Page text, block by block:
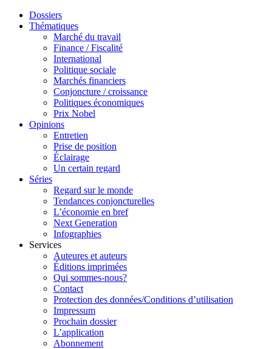
Dossiers
Thématiques
Marché du travail
Finance / Fiscalité
International
Politique sociale
Marchés financiers
Conjoncture / croissance
Politiques économiques
Prix Nobel
Opinions
Entretien
Prise de position
Éclairage
Un certain regard
Séries
Regard sur le monde
Tendances conjoncturelles
L’économie en bref
Next Generation
Infographies
Services
Auteures et auteurs
Éditions imprimées
Qui sommes-nous?
Contact
Protection des données/Conditions d’utilisation
Impressum
Prochain dossier
L’application
Abonnement